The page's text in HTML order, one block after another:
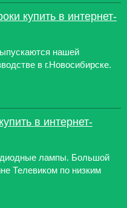
купить в интернет-
нашей
в г.Новосибирске.
в интернет-
лампы. Большой
Телевиком по низким